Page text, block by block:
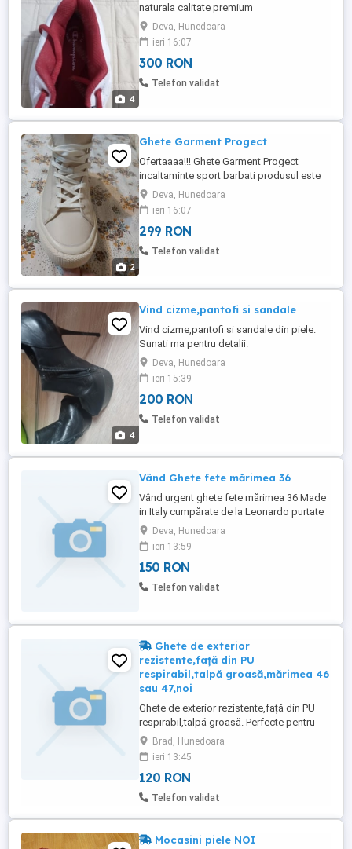
4
naturala calitate premium
Deva, Hunedoara
ieri 16:07
300 RON
Telefon validat
2
Ghete Garment Progect
Ofertaaaa!!! Ghete Garment Progect
incaltaminte sport barbati produsul este
nou calitate premium
Deva, Hunedoara
ieri 16:07
299 RON
Telefon validat
4
Vind cizme,pantofi si sandale
Vind cizme,pantofi si sandale din piele.
Sunati ma pentru detalii.
Deva, Hunedoara
ieri 15:39
200 RON
Telefon validat
Vând Ghete fete mărimea 36
Vând urgent ghete fete mărimea 36 Made
in Italy cumpărate de la Leonardo purtate
1 singură dată cu predare personală în
DEVA. Preț 150 Lei
Deva, Hunedoara
ieri 13:59
150 RON
Telefon validat
Ghete de exterior
rezistente,față din PU
respirabil,talpă groasă,mărimea 46
sau 47,noi
Ghete de exterior rezistente,față din PU
respirabil,talpă groasă. Perfecte pentru
alpinism și drumeții Mărimea 46 sau 47
Brad, Hunedoara
ieri 13:45
120 RON
Telefon validat
Mocasini piele NOI